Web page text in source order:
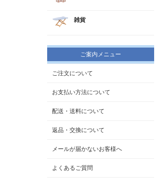
雑貨
ご案内メニュー
ご注文について
お支払い方法について
配送・送料について
返品・交換について
メールが届かないお客様へ
よくあるご質問